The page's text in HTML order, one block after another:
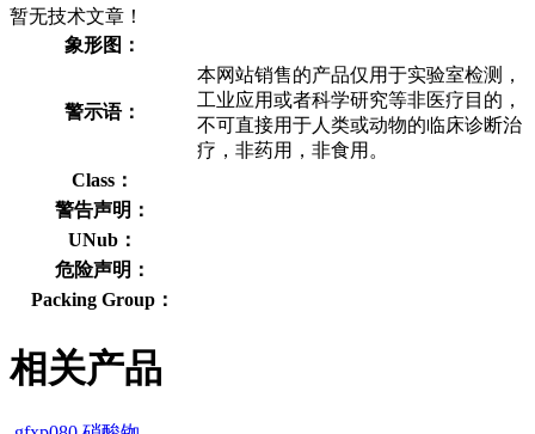
暂无技术文章！
象形图：
警示语：
本网站销售的产品仅用于实验室检测，
工业应用或者科学研究等非医疗目的，
不可直接用于人类或动物的临床诊断治
疗，非药用，非食用。
Class：
警告声明：
UNub：
危险声明：
Packing Group：
相关产品